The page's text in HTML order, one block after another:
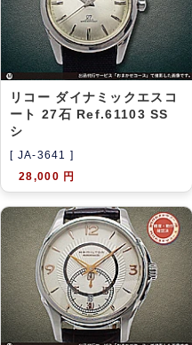
リコー ダイナミックエスコ
ート 27石 Ref.61103 SS
シ
[ JA-3641 ]
28,000 円